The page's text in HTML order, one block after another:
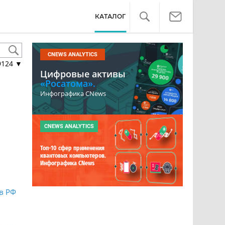
КАТАЛОГ
▼
РФ
CNEWS ANALYTICS
Цифровые активы
«Росатома».
Инфографика CNews
CNEWS ANALYTICS
Топ-10 сфер применения
квантовых компьютеров.
Инфографика CNews